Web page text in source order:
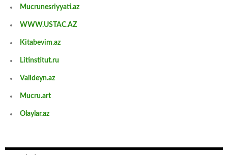
Mucrunesriyyati.az
WWW.USTAC.AZ
Kitabevim.az
Litinstitut.ru
Valideyn.az
Mucru.art
Olaylar.az